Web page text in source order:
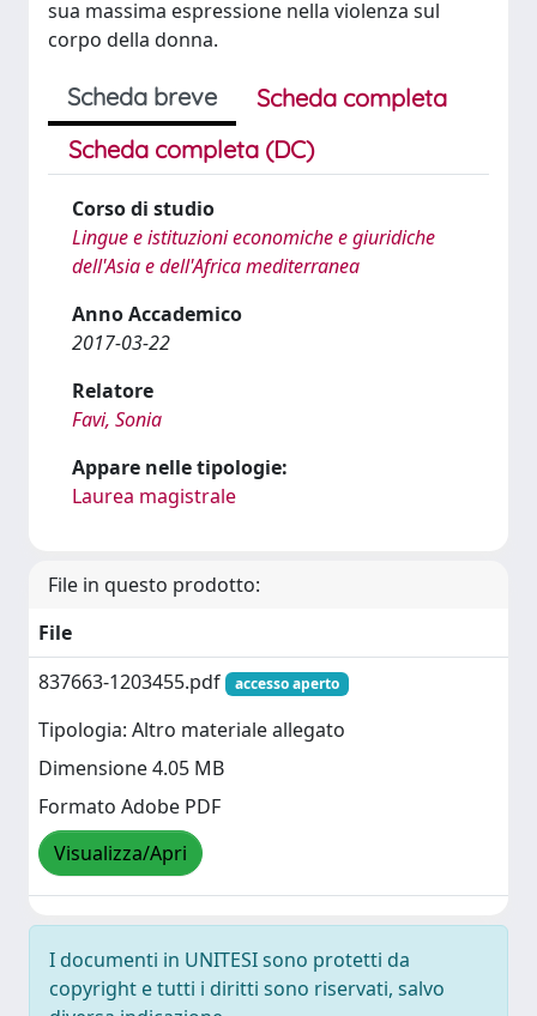
sua massima espressione nella violenza sul
corpo della donna.
Scheda breve
Scheda completa
Scheda completa (DC)
Corso di studio
Lingue e istituzioni economiche e giuridiche
dell'Asia e dell'Africa mediterranea
Anno Accademico
2017-03-22
Relatore
Favi, Sonia
Appare nelle tipologie:
Laurea magistrale
File in questo prodotto:
File
837663-1203455.pdf
accesso aperto
Tipologia: Altro materiale allegato
Dimensione 4.05 MB
Formato Adobe PDF
Visualizza/Apri
I documenti in UNITESI sono protetti da
copyright e tutti i diritti sono riservati, salvo